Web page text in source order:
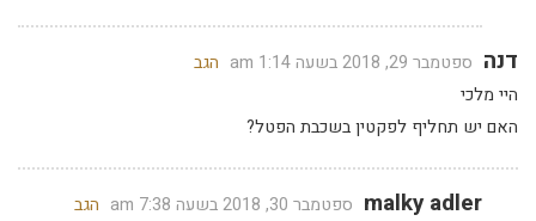
דנה ספטמבר 29, 2018 בשעה 1:14 am
הגב
היי מלכי
האם יש תחליף לפקטין בשכבת הפטל?
malky adler ספטמבר 30, 2018 בשעה 7:38 am
הגב